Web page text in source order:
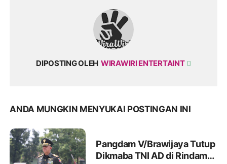
DIPOSTING OLEH WIRAWIRI ENTERTAINT
ANDA MUNGKIN MENYUKAI POSTINGAN INI
Pangdam V/Brawijaya Tutup
Dikmaba TNI AD di Rindam